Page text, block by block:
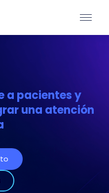
a pacientes y
una atención